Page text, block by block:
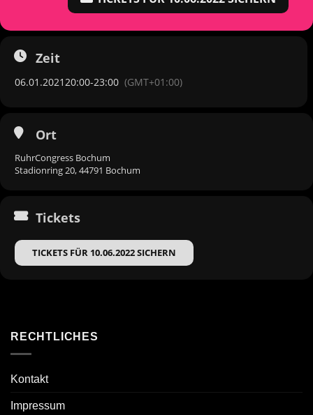
Zeit
06.01.202120:00-23:00 (GMT+01:00)
Ort
RuhrCongress Bochum
Stadionring 20, 44791 Bochum
Tickets
TICKETS FÜR 10.06.2022 SICHERN
RECHTLICHES
Kontakt
Impressum